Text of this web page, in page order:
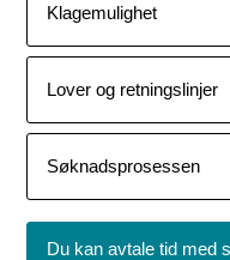
Klagemulighet
Lover og retningslinjer
Søknadsprosessen
Du kan avtale tid med